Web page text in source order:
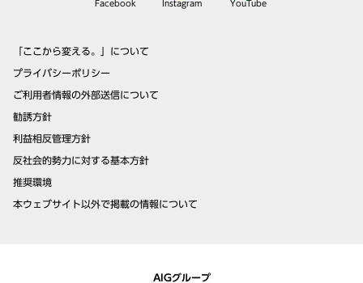
Facebook Instagram YouTube
「ここから変える。」について
プライバシーポリシー
ご利用者情報の外部送信について
勧誘方針
利益相反管理方針
反社会的勢力に対する基本方針
推奨環境
本ウェブサイト以外で掲載の情報について
AIGグループ